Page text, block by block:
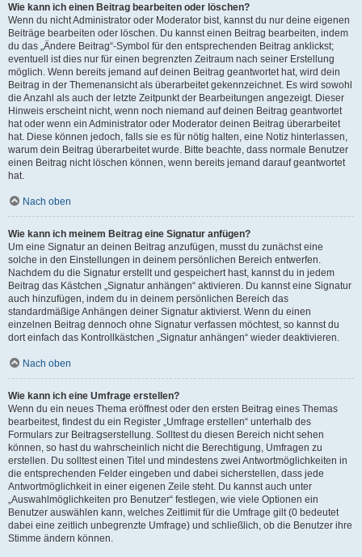
Wie kann ich einen Beitrag bearbeiten oder löschen?
Wenn du nicht Administrator oder Moderator bist, kannst du nur deine eigenen
Beiträge bearbeiten oder löschen. Du kannst einen Beitrag bearbeiten, indem
du das „Ändere Beitrag“-Symbol für den entsprechenden Beitrag anklickst;
eventuell ist dies nur für einen begrenzten Zeitraum nach seiner Erstellung
möglich. Wenn bereits jemand auf deinen Beitrag geantwortet hat, wird dein
Beitrag in der Themenansicht als überarbeitet gekennzeichnet. Es wird sowohl
die Anzahl als auch der letzte Zeitpunkt der Bearbeitungen angezeigt. Dieser
Hinweis erscheint nicht, wenn noch niemand auf deinen Beitrag geantwortet
hat oder wenn ein Administrator oder Moderator deinen Beitrag überarbeitet
hat. Diese können jedoch, falls sie es für nötig halten, eine Notiz hinterlassen,
warum dein Beitrag überarbeitet wurde. Bitte beachte, dass normale Benutzer
einen Beitrag nicht löschen können, wenn bereits jemand darauf geantwortet
hat.
Nach oben
Wie kann ich meinem Beitrag eine Signatur anfügen?
Um eine Signatur an deinen Beitrag anzufügen, musst du zunächst eine
solche in den Einstellungen in deinem persönlichen Bereich entwerfen.
Nachdem du die Signatur erstellt und gespeichert hast, kannst du in jedem
Beitrag das Kästchen „Signatur anhängen“ aktivieren. Du kannst eine Signatur
auch hinzufügen, indem du in deinem persönlichen Bereich das
standardmäßige Anhängen deiner Signatur aktivierst. Wenn du einen
einzelnen Beitrag dennoch ohne Signatur verfassen möchtest, so kannst du
dort einfach das Kontrollkästchen „Signatur anhängen“ wieder deaktivieren.
Nach oben
Wie kann ich eine Umfrage erstellen?
Wenn du ein neues Thema eröffnest oder den ersten Beitrag eines Themas
bearbeitest, findest du ein Register „Umfrage erstellen“ unterhalb des
Formulars zur Beitragserstellung. Solltest du diesen Bereich nicht sehen
können, so hast du wahrscheinlich nicht die Berechtigung, Umfragen zu
erstellen. Du solltest einen Titel und mindestens zwei Antwortmöglichkeiten in
die entsprechenden Felder eingeben und dabei sicherstellen, dass jede
Antwortmöglichkeit in einer eigenen Zeile steht. Du kannst auch unter
„Auswahlmöglichkeiten pro Benutzer“ festlegen, wie viele Optionen ein
Benutzer auswählen kann, welches Zeitlimit für die Umfrage gilt (0 bedeutet
dabei eine zeitlich unbegrenzte Umfrage) und schließlich, ob die Benutzer ihre
Stimme ändern können.